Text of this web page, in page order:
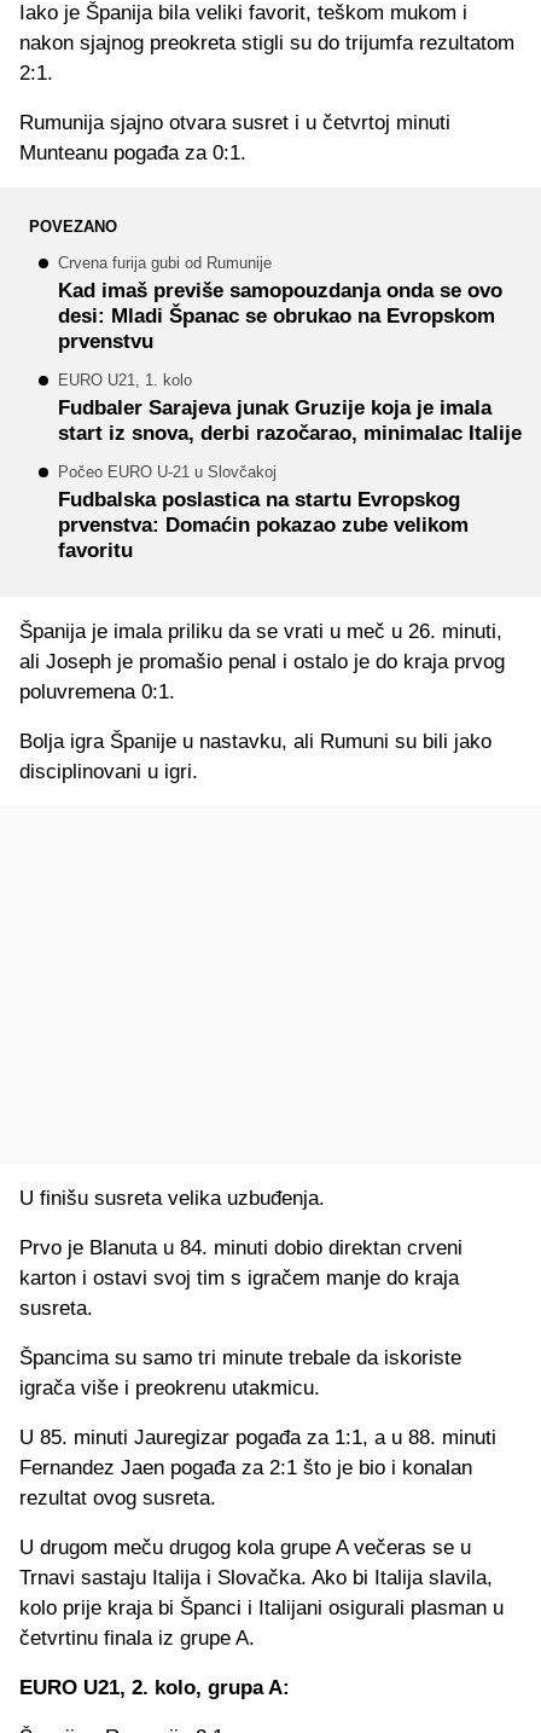
Iako je Španija bila veliki favorit, teškom mukom i
nakon sjajnog preokreta stigli su do trijumfa rezultatom
2:1.
Rumunija sjajno otvara susret i u četvrtoj minuti
Munteanu pogađa za 0:1.
POVEZANO
Crvena furija gubi od Rumunije
Kad imaš previše samopouzdanja onda se ovo
desi: Mladi Španac se obrukao na Evropskom
prvenstvu
EURO U21, 1. kolo
Fudbaler Sarajeva junak Gruzije koja je imala
start iz snova, derbi razočarao, minimalac Italije
Počeo EURO U-21 u Slovčakoj
Fudbalska poslastica na startu Evropskog
prvenstva: Domaćin pokazao zube velikom
favoritu
Španija je imala priliku da se vrati u meč u 26. minuti,
ali Joseph je promašio penal i ostalo je do kraja prvog
poluvremena 0:1.
Bolja igra Španije u nastavku, ali Rumuni su bili jako
disciplinovani u igri.
U finišu susreta velika uzbuđenja.
Prvo je Blanuta u 84. minuti dobio direktan crveni
karton i ostavi svoj tim s igračem manje do kraja
susreta.
Špancima su samo tri minute trebale da iskoriste
igrača više i preokrenu utakmicu.
U 85. minuti Jauregizar pogađa za 1:1, a u 88. minuti
Fernandez Jaen pogađa za 2:1 što je bio i konalan
rezultat ovog susreta.
U drugom meču drugog kola grupe A večeras se u
Trnavi sastaju Italija i Slovačka. Ako bi Italija slavila,
kolo prije kraja bi Španci i Italijani osigurali plasman u
četvrtinu finala iz grupe A.
EURO U21, 2. kolo, grupa A: